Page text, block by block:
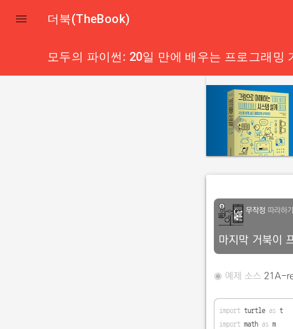
 더북(TheBook)
모두의 파이썬: 20일 만에 배우는 프로그래밍
p
r
e
v
i
o
s
무작정 따라하기
마지막 거북이
◉ 예제 소스21A-
importturtle ast
importmath asm